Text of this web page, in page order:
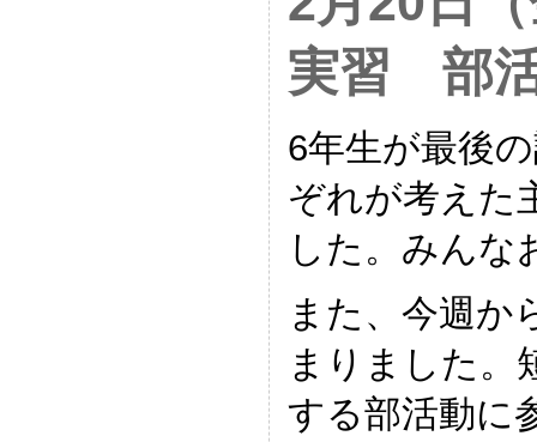
実習 部
6年生が最後
ぞれが考えた
した。みんな
また、今週か
まりました。
する部活動に